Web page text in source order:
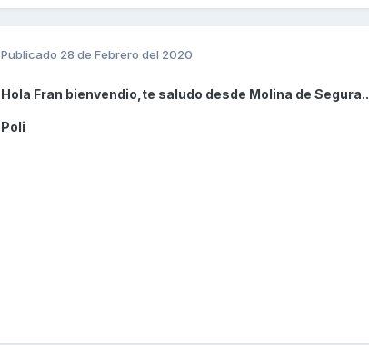
Publicado 28 de Febrero del 2020
Hola Fran bienvendio,te saludo desde Molina de Segura..
Poli